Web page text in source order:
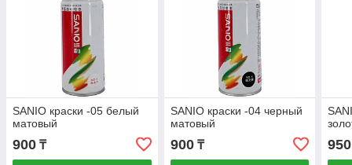
SANIO краски -05 белый
матовый
900 ₸
SANIO краски -04 черный
матовый
900₸ 950